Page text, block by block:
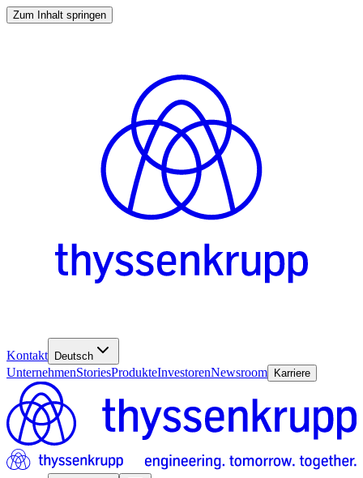
Zum Inhalt springen
Kontakt Deutsch
UnternehmenStoriesProdukteInvestorenNewsroom Karriere